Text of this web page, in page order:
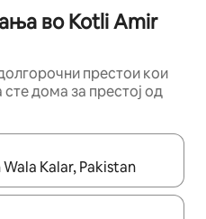
во Kotli Amir
престои кои
сте дома за престој од
движете се со копчињата